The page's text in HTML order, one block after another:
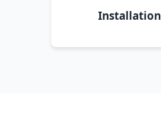
Installation